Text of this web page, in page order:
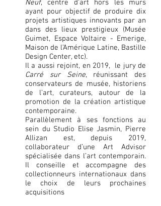
Neuf, centre d’art hors les murs
ayant pour objectif de produire dix
projets artistiques innovants par an
dans des lieux prestigieux (Musée
Guimet, Espace Voltaire - Emerige,
Maison de l’Amérique Latine, Bastille
Design Center, etc).
Il a aussi rejoint, en 2019, le jury de
Carré sur Seine, réunissant des
conservateurs de musée, historiens
de l’art, curateurs, autour de la
promotion de la création artistique
contemporaine.
Parallèlement à ses fonctions au
sein du Studio Elise Jasmin, Pierre
Allizan est, depuis 2019,
collaborateur d’une Art Advisor
spécialisée dans l’art contemporain.
Il conseille et accompagne des
collectionneurs internationaux dans
le choix de leurs prochaines
acquisitions